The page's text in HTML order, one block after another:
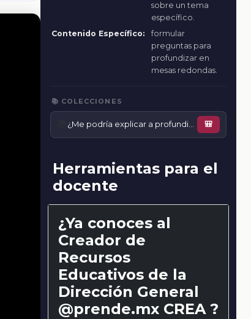
sobre un tema
específico.
Contenido Específico:
formular
preguntas para
profundizar en
mesas redondas.
📚 COLECCIONES
¿Me podría explicar a profundidad? 🎒
Herramientas para el
docente
¿Ya conoces al
Creador de
Recursos
Educativos de la
Dirección General
@prende.mx CREA ?